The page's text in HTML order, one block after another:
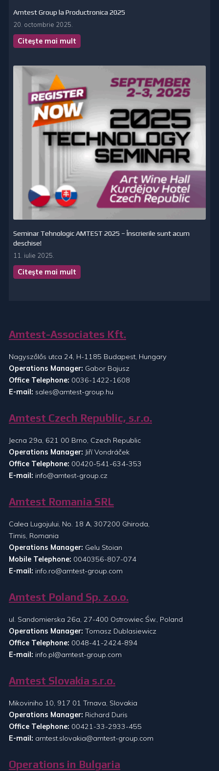
Amtest Group la Productronica 2025
20. octombrie 2025.
Citeşte mai mult
Seminar Tehnologic AMTEST 2025 – Înscrierile sunt acum
deschise!
11. iulie 2025.
Citeşte mai mult
Amtest-Associates Kft.
Nagyszőlős utca 24, H-1185 Budapest, Hungary
Operations Manager: Gabor Bajusz
Office Telephone: 0036-1422-1608
E-mail: sales@amtest-group.hu
Amtest Czech Republic, s.r.o.
Jecna 29a, 621 00 Brno, Czech Republic
Operations Manager: Jiří Vondráček
Office Telephone: 00420-541-634-353
E-mail: info@amtest-group.cz
Amtest Romania SRL
Calea Lugojului, No. 18 A, 307200 Ghiroda,
Timis, Romania
Operations Manager: Gelu Stoian
Mobile Telephone: 0040356-807-074
E-mail: info.ro@amtest-group.com
Amtest Poland Sp. z.o.o.
ul. Sandomierska 26a, 27-400 Ostrowiec Św., Poland
Operations Manager: Tomasz Dublasiewicz
Office Telephone: 0048-41-2424-894
E-mail: info.pl@amtest-group.com
Amtest Slovakia s.r.o.
Mikoviniho 10, 917 01 Trnava, Slovakia
Operations Manager: Richard Duris
Office Telephone: 00421-33-2933-455
E-mail: amtest.slovakia@amtest-group.com
Operations in Bulgaria